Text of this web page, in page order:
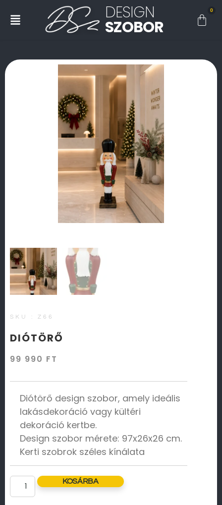
DESIGN
SZOBOR
0
SKU : Z66
DIÓTÖRŐ
99 990 FT
Diótörő design szobor, amely ideális
lakásdekoráció vagy kültéri
dekoráció kertbe.
Design szobor mérete: 97x26x26 cm.
Kerti szobrok széles kínálata
KOSÁRBA